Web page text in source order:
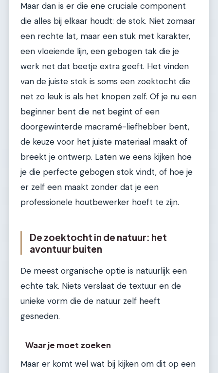
Maar dan is er die ene cruciale component
die alles bij elkaar houdt: de stok. Niet zomaar
een rechte lat, maar een stuk met karakter,
een vloeiende lijn, een gebogen tak die je
werk net dat beetje extra geeft. Het vinden
van de juiste stok is soms een zoektocht die
net zo leuk is als het knopen zelf. Of je nu een
beginner bent die net begint of een
doorgewinterde macramé-liefhebber bent,
de keuze voor het juiste materiaal maakt of
breekt je ontwerp. Laten we eens kijken hoe
je die perfecte gebogen stok vindt, of hoe je
er zelf een maakt zonder dat je een
professionele houtbewerker hoeft te zijn.
De zoektocht in de natuur: het
avontuur buiten
De meest organische optie is natuurlijk een
echte tak. Niets verslaat de textuur en de
unieke vorm die de natuur zelf heeft
gesneden.
Waar je moet zoeken
Maar er komt wel wat bij kijken om dit op een